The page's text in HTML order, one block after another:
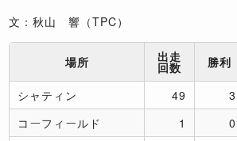
文：秋山 響（TPC）
場所 出走
回数 勝利
シャティン 49 3
コーフィールド
1 0